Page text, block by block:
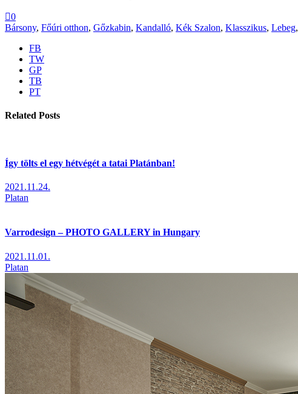
0
Bársony, Főúri otthon, Gőzkabin, Kandalló, Kék Szalon, Klasszikus, Lebeg,
FB
TW
GP
TB
PT
Related Posts
Így tölts el egy hétvégét a tatai Platánban!
2021.11.24.
Platan
Varrodesign – PHOTO GALLERY in Hungary
2021.11.01.
Platan